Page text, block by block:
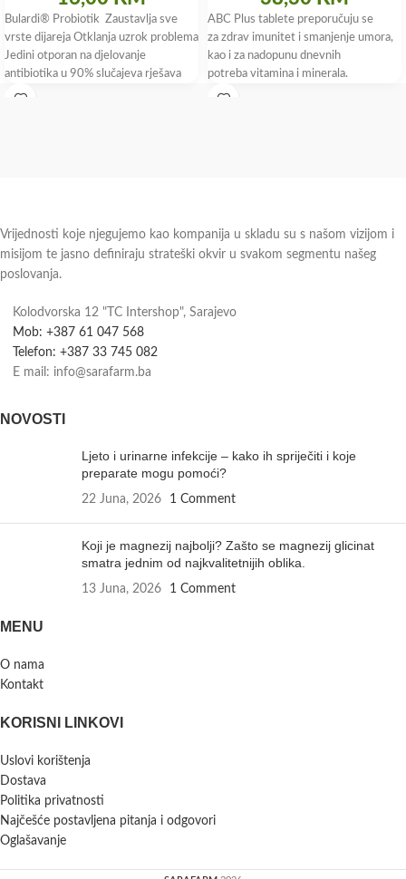
Bulardi® Probiotik Zaustavlja sve
vrste dijareja Otklanja uzrok problema
Jedini otporan na djelovanje
antibiotika u 90% slučajeva rješava
putnu dijareju Bulardi®
ABC Plus tablete preporučuju se
za zdrav imunitet i smanjenje umora,
kao i za nadopunu dnevnih
potreba vitamina i minerala.
Pakovanje: 100 tableta
Vrijednosti koje njegujemo kao kompanija u skladu su s našom vizijom i
misijom te jasno definiraju strateški okvir u svakom segmentu našeg
poslovanja.
Kolodvorska 12 "TC Intershop", Sarajevo
Mob: +387 61 047 568
Telefon: +387 33 745 082
E mail: info@sarafarm.ba
NOVOSTI
Ljeto i urinarne infekcije – kako ih spriječiti i koje
preparate mogu pomoći?
22 Juna, 2026 1 Comment
Koji je magnezij najbolji? Zašto se magnezij glicinat
smatra jednim od najkvalitetnijih oblika.
13 Juna, 2026 1 Comment
MENU
O nama
Kontakt
KORISNI LINKOVI
Uslovi korištenja
Dostava
Politika privatnosti
Najčešće postavljena pitanja i odgovori
Oglašavanje